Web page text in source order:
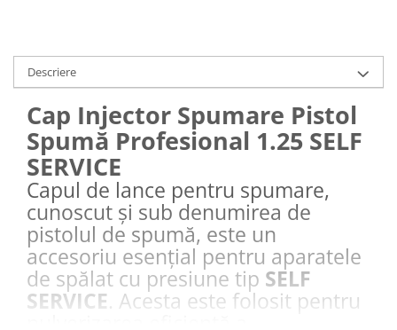
Descriere
Cap Injector Spumare Pistol
Spumă Profesional 1.25 SELF
SERVICE
Capul de lance pentru spumare,
cunoscut și sub denumirea de
pistolul de spumă, este un
accesoriu esențial pentru aparatele
de spălat cu presiune tip SELF
SERVICE . Acesta este folosit pentru